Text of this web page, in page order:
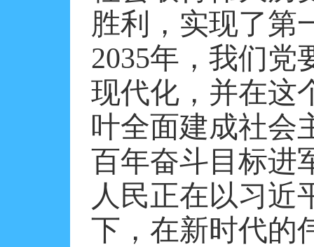
胜利，实现了第
2035年，我们党
现代化，并在这
叶全面建成社会
百年奋斗目标进
人民正在以习近
下，在新时代的